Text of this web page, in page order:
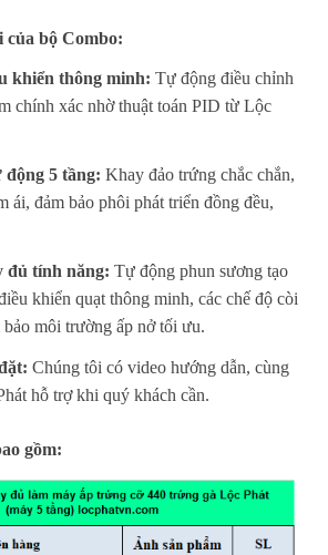
bộ Combo:
khiển thông minh: Tự động điều chỉnh
chính xác nhờ thuật toán PID từ Lộc
5 tầng: Khay đảo trứng chắc chắn,
ái, đảm bảo phôi phát triển đồng đều,
đủ tính năng: Tự động phun sương tạo
khiển quạt thông minh, các chế độ còi
bảo môi trường ấp nở tối ưu.
Chúng tôi có video hướng dẫn, cùng
hỗ trợ khi quý khách cần.
gồm: